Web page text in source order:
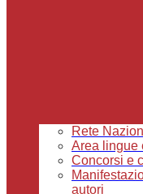
Rete
Area lingue
Concorsi e
autori